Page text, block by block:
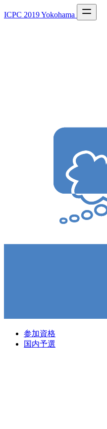
ICPC 2019 Yokohama
参加資格
国内予選